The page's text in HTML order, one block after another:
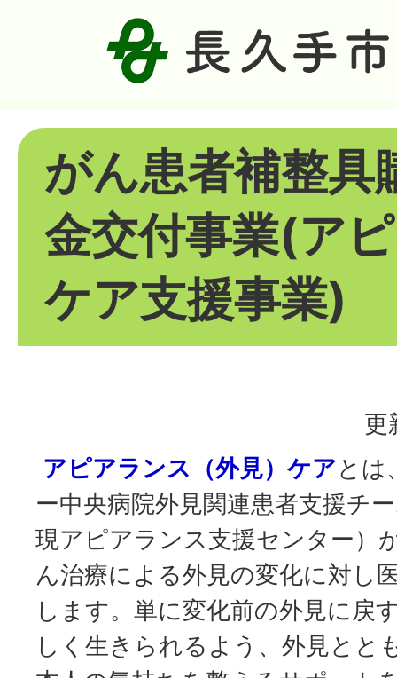
がん患者補整具
金交付事業(ア
ケア支援事業)
更
アピアランス（外見）ケアとは
ー中央病院外見関連患者支援チ
現アピアランス支援センター）
ん治療による外見の変化に対し
します。単に変化前の外見に戻
しく生きられるよう、外見とと